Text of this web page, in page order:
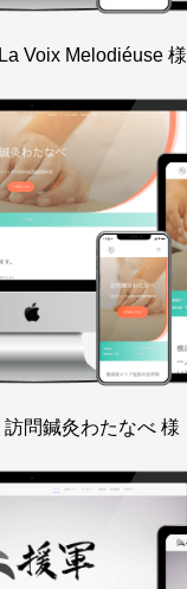
La Voix Melodiéuse 様
訪問鍼灸わたなべ 様